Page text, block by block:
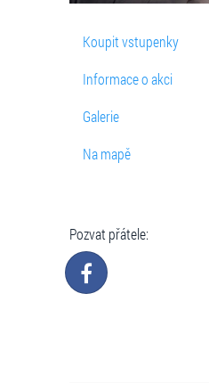
Koupit vstupenky
Informace o akci
Galerie
Na mapě
Pozvat přátele: